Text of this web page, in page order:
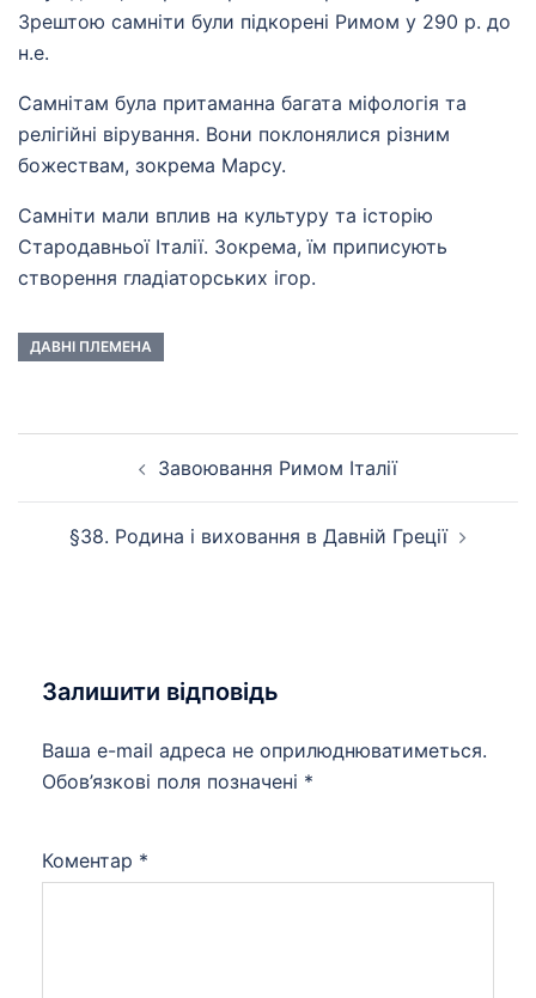
Зрештою самніти були підкорені Римом у 290 р. до
н.е.
Самнітам була притаманна багата міфологія та
релігійні вірування. Вони поклонялися різним
божествам, зокрема Марсу.
Самніти мали вплив на культуру та історію
Стародавньої Італії. Зокрема, їм приписують
створення гладіаторських ігор.
ДАВНІ ПЛЕМЕНА
Завоювання Римом Італії
§38. Родина і виховання в Давній Греції
Залишити відповідь
Ваша e-mail адреса не оприлюднюватиметься.
Обов’язкові поля позначені *
Коментар *